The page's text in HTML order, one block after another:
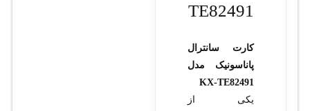
TE82491
کارت سانترال
پاناسونیک مدل
KX-TE82491
یکی از